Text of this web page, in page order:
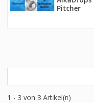
Pitcher
1 - 3 von 3 Artikel(n)